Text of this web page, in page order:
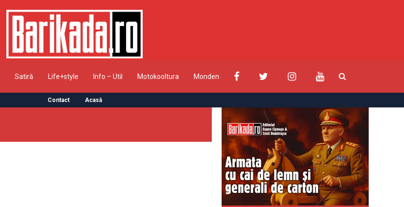
Satiră Life+style Info – Util Motokooltura Monden
Contact Acasă